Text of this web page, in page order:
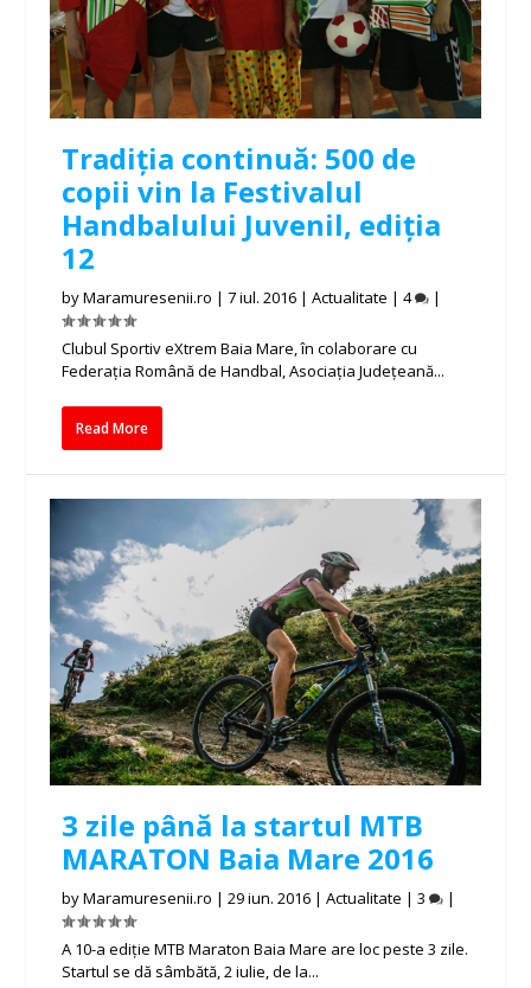
Tradiția continuă: 500 de
copii vin la Festivalul
Handbalului Juvenil, ediția
12
byMaramuresenii.ro |7 iul. 2016 |Actualitate |4 |
Clubul Sportiv eXtrem Baia Mare, în colaborare cu
Federația Română de Handbal, Asociația Județeană...
Read More
3 zile până la startul MTB
MARATON Baia Mare 2016
byMaramuresenii.ro |29 iun. 2016 |Actualitate |3 |
A 10-a ediție MTB Maraton Baia Mare are loc peste 3 zile.
Startul se dă sâmbătă, 2 iulie, de la...